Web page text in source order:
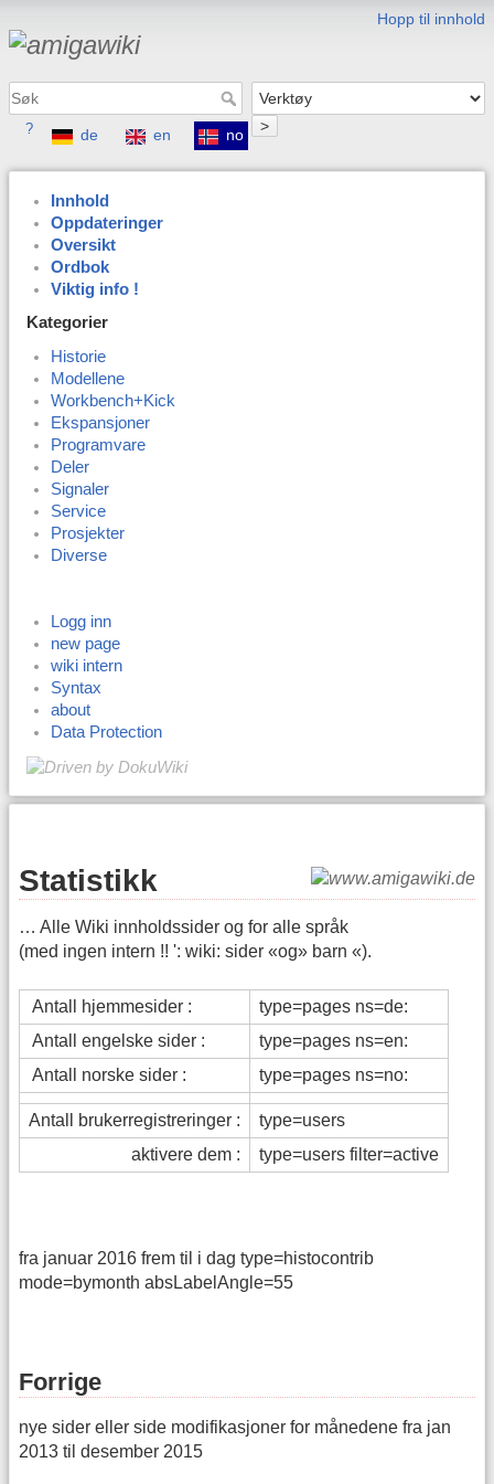
Hopp til innhold
>
? de en no
Innhold
Oppdateringer
Oversikt
Ordbok
Viktig info !
Kategorier
Historie
Modellene
Workbench+Kick
Ekspansjoner
Programvare
Deler
Signaler
Service
Prosjekter
Diverse
Logg inn
new page
wiki intern
Syntax
about
Data Protection
Statistikk
… Alle Wiki innholdssider og for alle språk
(med ingen intern !! ': wiki: sider «og» barn «).
Antall hjemmesider :
type=pages ns=de:
Antall engelske sider :
type=pages ns=en:
Antall norske sider :
type=pages ns=no:
Antall brukerregistreringer :
type=users
aktivere dem :
type=users filter=active
fra januar 2016 frem til i dag type=histocontrib
mode=bymonth absLabelAngle=55
Forrige
nye sider eller side modifikasjoner for månedene fra jan
2013 til desember 2015